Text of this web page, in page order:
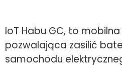
IoT Habu GC, to
pozwalająca zasilić
samochodu